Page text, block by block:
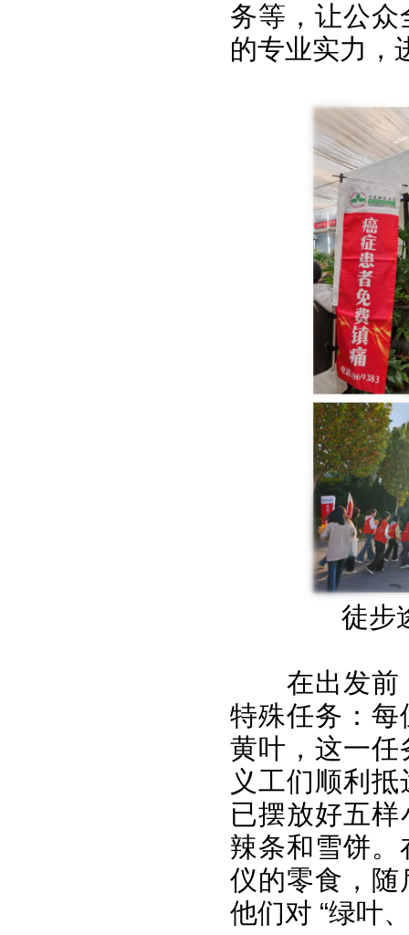
务等，让公
的专业实力，
徒步
在出发前
特殊任务：
黄叶，这一
义工们顺利
已摆放好五
辣条和雪饼
仪的零食，
他们对 “绿叶